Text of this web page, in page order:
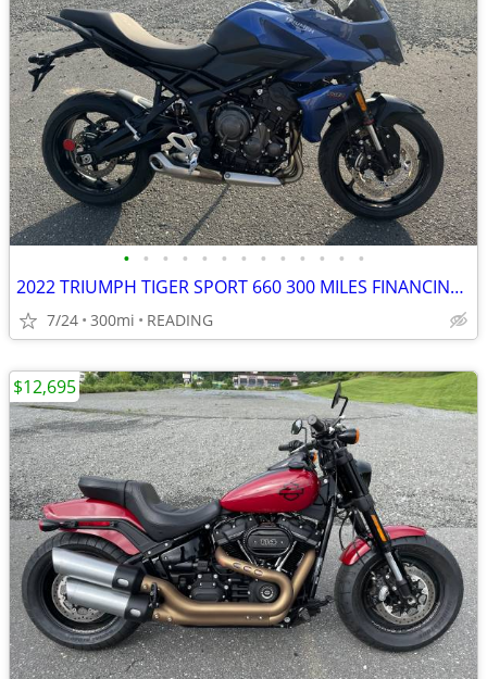
• • • • • • • • • • • • •
2022 TRIUMPH TIGER SPORT 660 300 MILES FINANCING AVAILABLE
7/24 300mi READING
$12,695